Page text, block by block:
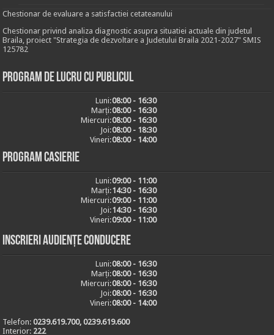
Chestionar de evaluare a satisfactiei cetateanului
Chestionar privind analiza diagnostic asupra situatiei actuale din judetul
Braila, proiect "Strategia de dezvoltare a Judetului Braila 2021-2027" SMIS
125782
Program de lucru cu publicul
Luni:08:00 - 16:30
Marți:08:00 - 16:30
Miercuri:08:00 - 16:30
Joi:08:00 - 18:30
Vineri:08:00 - 14:00
Program casierie
Luni:09:00 - 11:00
Marți:14:30 - 16:30
Miercuri:09:00 - 11:00
Joi:14:30 - 16:30
Vineri:09:00 - 11:00
Inscrieri audiențe conducere
Luni:08:00 - 16:30
Marți:08:00 - 16:30
Miercuri:08:00 - 16:30
Joi:08:00 - 16:30
Vineri:08:00 - 14:00
Telefon:0239.619.700, 0239.619.600
Interior: 222